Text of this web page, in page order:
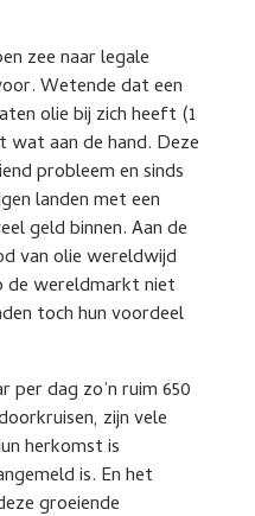
zee naar legale
Wetende dat een
olie bij zich heeft (1
wat aan de hand. Deze
probleem en sinds
landen met een
geld binnen. Aan de
van olie wereldwijd
wereldmarkt niet
toch hun voordeel
per dag zo’n ruim 650
zijn vele
herkomst is
is. En het
groeiende